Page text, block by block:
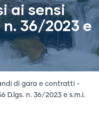
ai sensi
n. 36/2023 e
di gara e contratti -
D.lgs. n. 36/2023 e s.m.i.